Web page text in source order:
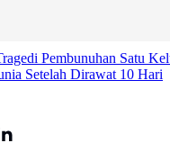
Pembunuhan Satu
Setelah Dirawat 10 Hari